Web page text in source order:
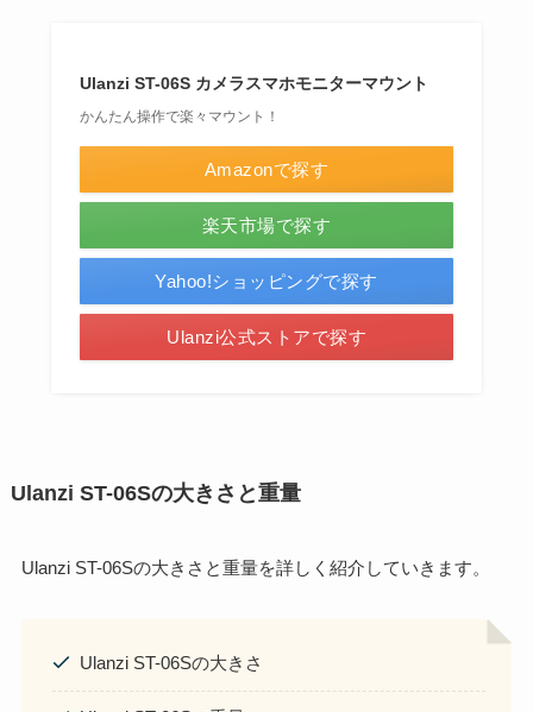
Ulanzi ST-06S カメラスマホモニターマウント
かんたん操作で楽々マウント！
Amazonで探す
楽天市場で探す
Yahoo!ショッピングで探す
Ulanzi公式ストアで探す
Ulanzi ST-06Sの大きさと重量
Ulanzi ST-06Sの大きさと重量を詳しく紹介していきます。
Ulanzi ST-06Sの大きさ